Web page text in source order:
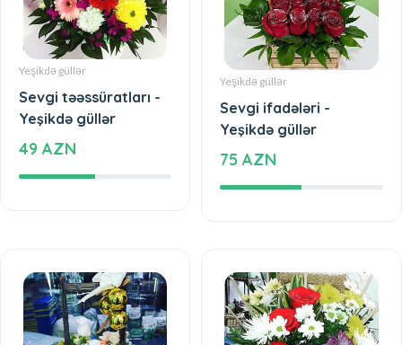
Yeşikdə güllər
Sevgi təəssüratları -
Yeşikdə güllər
49 AZN
Yeşikdə güllər
Sevgi ifadələri -
Yeşikdə güllər
75 AZN